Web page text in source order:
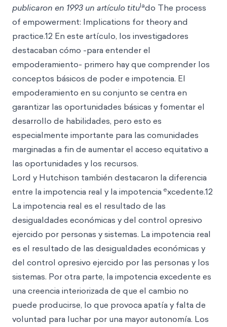
publicaron en 1993 un artículo titulado The process
of empowerment: Implications for theory and
practice.12 En este artículo, los investigadores
destacaban cómo -para entender el
empoderamiento- primero hay que comprender los
conceptos básicos de poder e impotencia. El
empoderamiento en su conjunto se centra en
garantizar las oportunidades básicas y fomentar el
desarrollo de habilidades, pero esto es
especialmente importante para las comunidades
marginadas a fin de aumentar el acceso equitativo a
las oportunidades y los recursos.
Lord y Hutchison también destacaron la diferencia
entre la impotencia real y la impotencia excedente.12
La impotencia real es el resultado de las
desigualdades económicas y del control opresivo
ejercido por personas y sistemas. La impotencia real
es el resultado de las desigualdades económicas y
del control opresivo ejercido por las personas y los
sistemas. Por otra parte, la impotencia excedente es
una creencia interiorizada de que el cambio no
puede producirse, lo que provoca apatía y falta de
voluntad para luchar por una mayor autonomía. Los